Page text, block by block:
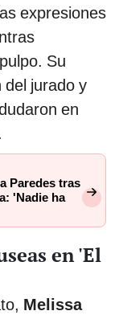
expresiones
Su
del jurado y
en
Paredes tras
'Nadie ha
en 'El
Melissa